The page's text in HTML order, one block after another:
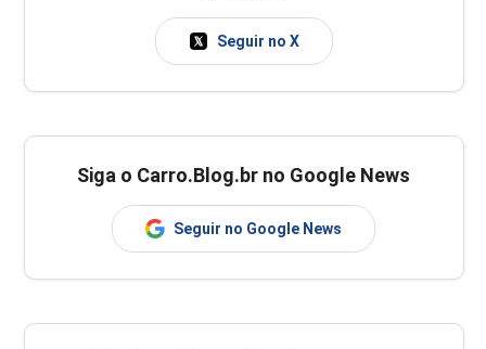
Seguir no X
Siga o Carro.Blog.br no Google News
Seguir no Google News